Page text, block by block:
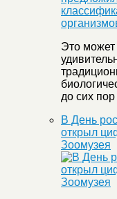
Это может
до сих
В День
открыл
Зоомузея